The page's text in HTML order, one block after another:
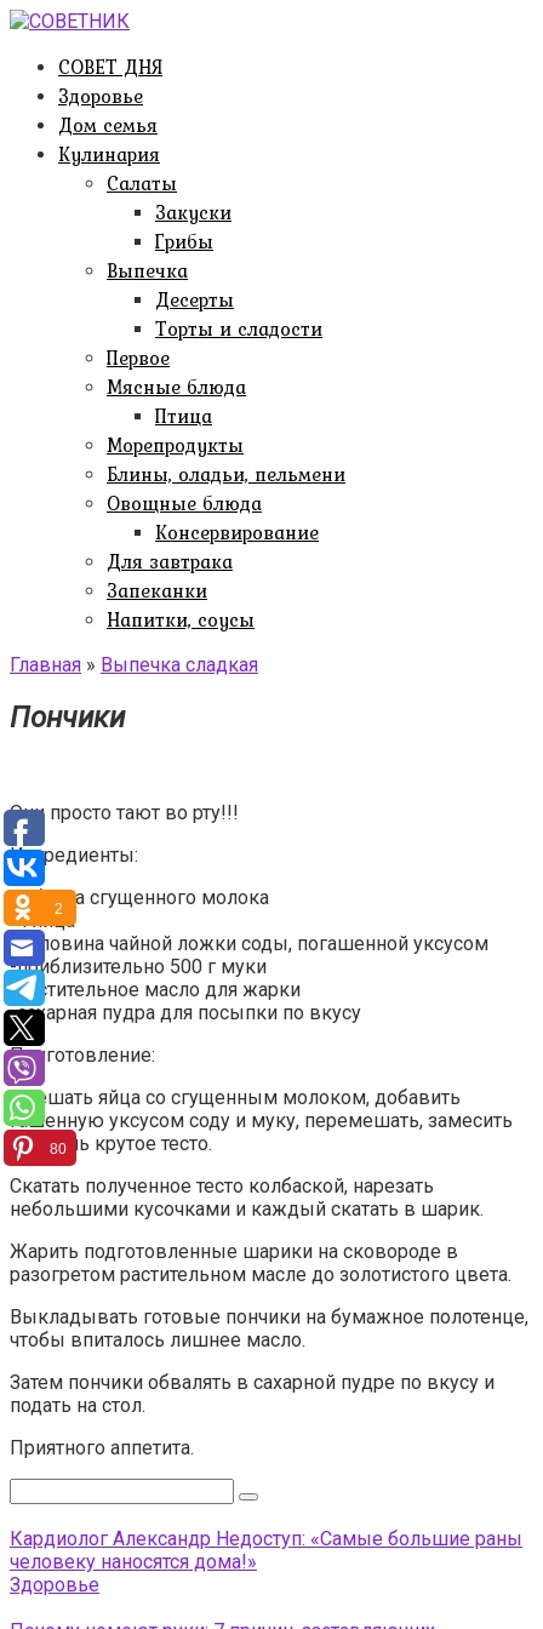
Перейти
контентуСОВЕТ ДНЯ
Здоровье
Дом семья
Кулинария
Салаты
Закуски
Грибы
Выпечка
Десерты
Торты и сладости
Первое
Мясные блюда
Птица
Морепродукты
Блины, оладьи, пельмени
Овощные блюда
Консервирование
Для завтрака
Запеканки
Напитки, соусы
Главная » Выпечка сладкая
Пончики
Они просто тают во рту!!!
Ингредиенты:
-1 банка сгущенного молока
-4 яйца
-половина чайной ложки соды, погашенной уксусом
-приблизительно 500 г муки
-растительное масло для жарки
-сахарная пудра для посыпки по вкусу
Приготовление:
Смешать яйца со сгущенным молоком, добавить
гашенную уксусом соду и муку, перемешать, замесить
не очень крутое тесто.
Скатать полученное тесто колбаской, нарезать
небольшими кусочками и каждый скатать в шарик.
Жарить подготовленные шарики на сковороде в
разогретом растительном масле до золотистого цвета.
Выкладывать готовые пончики на бумажное полотенце,
чтобы впиталось лишнее масло.
Затем пончики обвалять в сахарной пудре по вкусу и
подать на стол.
Приятного аппетита.
Кардиолог Александр Недоступ: «Самые большие раны
человеку наносятся дома!»
Здоровье
2
80